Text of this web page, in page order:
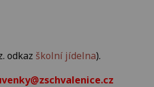
odkaz školní jídelna).